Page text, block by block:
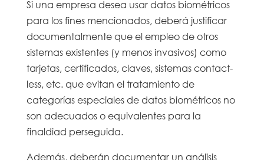
Si una empresa desea usar datos biométricos
para los fines mencionados, deberá justificar
documentalmente que el empleo de otros
sistemas existentes (y menos invasivos) como
tarjetas, certificados, claves, sistemas contact-
less, etc. que evitan el tratamiento de
categorías especiales de datos biométricos no
son adecuados o equivalentes para la
finaldiad perseguida.
Además, deberán documentar un análisis